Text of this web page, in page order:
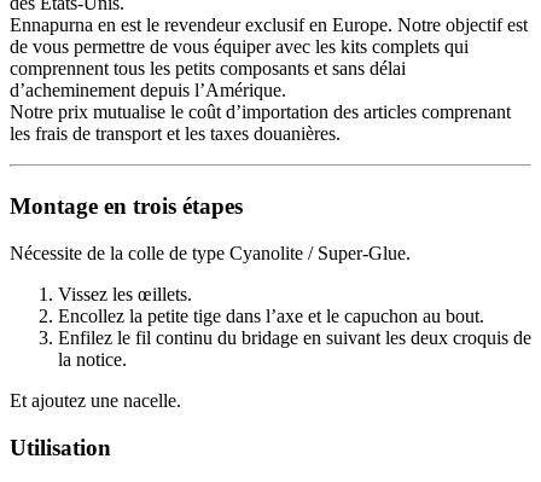
Ennapurna en est le revendeur exclusif en Europe. Notre objectif est
de vous permettre de vous équiper avec les kits complets qui
comprennent tous les petits composants et sans délai
d’acheminement depuis l’Amérique.
Notre prix mutualise le coût d’importation des articles comprenant
les frais de transport et les taxes douanières.
Montage en trois étapes
Nécessite de la colle de type Cyanolite / Super-Glue.
Vissez les œillets.
Encollez la petite tige dans l’axe et le capuchon au bout.
Enfilez le fil continu du bridage en suivant les deux croquis de
la notice.
Et ajoutez une nacelle.
Utilisation